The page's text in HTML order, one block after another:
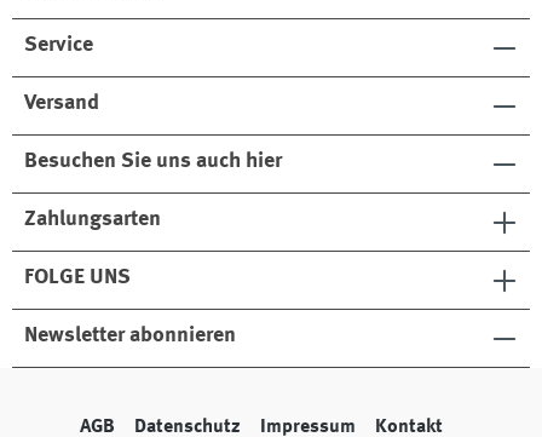
Service
Versand
Besuchen Sie uns auch hier
Zahlungsarten
FOLGE UNS
Newsletter abonnieren
AGB Datenschutz Impressum Kontakt